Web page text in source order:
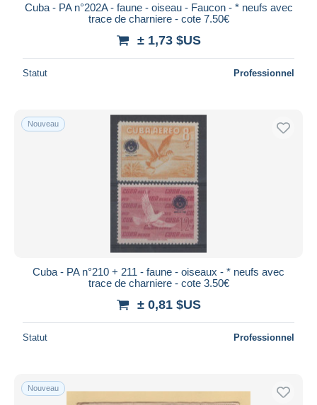
Cuba - PA n°202A - faune - oiseau - Faucon - * neufs avec
trace de charniere - cote 7.50€
± 1,73 $US
Statut Professionnel
Nouveau
Cuba - PA n°210 + 211 - faune - oiseaux - * neufs avec
trace de charniere - cote 3.50€
± 0,81 $US
Statut Professionnel
Nouveau